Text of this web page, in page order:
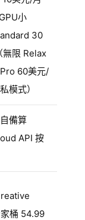
小
30
無限 Relax
60美元/
模式）
備算
API 按
桶 54.99